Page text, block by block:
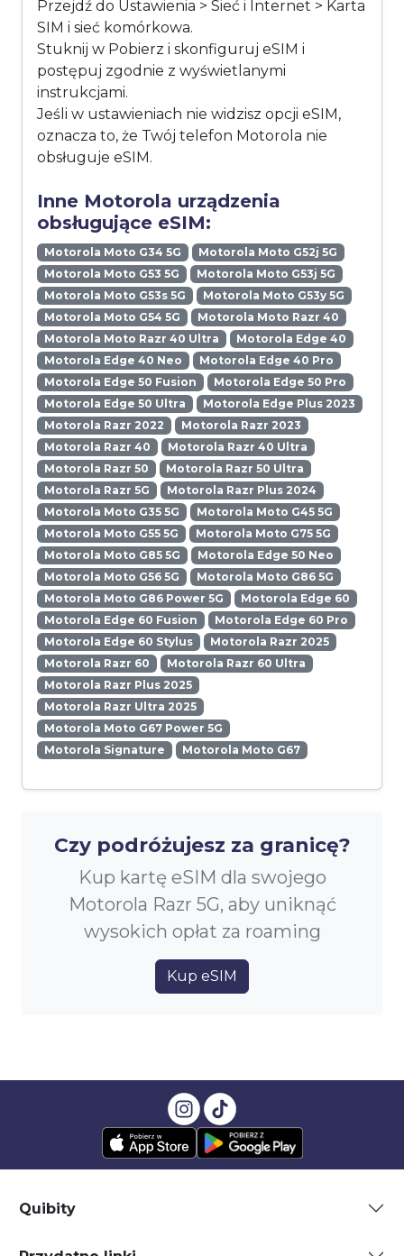
Przejdź do Ustawienia > Sieć i Internet > Karta
SIM i sieć komórkowa.
Stuknij w Pobierz i skonfiguruj eSIM i
postępuj zgodnie z wyświetlanymi
instrukcjami.
Jeśli w ustawieniach nie widzisz opcji eSIM,
oznacza to, że Twój telefon Motorola nie
obsługuje eSIM.
Inne Motorola urządzenia
obsługujące eSIM:
Motorola Moto G34 5G
Motorola Moto G52j 5G
Motorola Moto G53 5G
Motorola Moto G53j 5G
Motorola Moto G53s 5G
Motorola Moto G53y 5G
Motorola Moto G54 5G
Motorola Moto Razr 40
Motorola Moto Razr 40 Ultra
Motorola Edge 40
Motorola Edge 40 Neo
Motorola Edge 40 Pro
Motorola Edge 50 Fusion
Motorola Edge 50 Pro
Motorola Edge 50 Ultra
Motorola Edge Plus 2023
Motorola Razr 2022
Motorola Razr 2023
Motorola Razr 40
Motorola Razr 40 Ultra
Motorola Razr 50
Motorola Razr 50 Ultra
Motorola Razr 5G
Motorola Razr Plus 2024
Motorola Moto G35 5G
Motorola Moto G45 5G
Motorola Moto G55 5G
Motorola Moto G75 5G
Motorola Moto G85 5G
Motorola Edge 50 Neo
Motorola Moto G56 5G
Motorola Moto G86 5G
Motorola Moto G86 Power 5G
Motorola Edge 60
Motorola Edge 60 Fusion
Motorola Edge 60 Pro
Motorola Edge 60 Stylus
Motorola Razr 2025
Motorola Razr 60
Motorola Razr 60 Ultra
Motorola Razr Plus 2025
Motorola Razr Ultra 2025
Motorola Moto G67 Power 5G
Motorola Signature
Motorola Moto G67
Czy podróżujesz za granicę?
Kup kartę eSIM dla swojego
Motorola Razr 5G, aby uniknąć
wysokich opłat za roaming
Kup eSIM
Quibity